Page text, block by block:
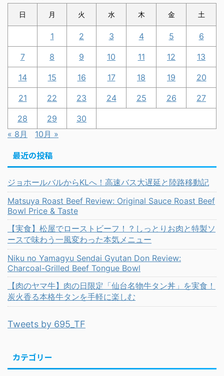
日 月 火 水 木 金 土
1 2 3 4 5 6
7 8 9 10 11 12 13
14 15 16 17 18 19 20
21 22 23 24 25 26 27
28 29
30
« 8月
10月 »
最近の投稿
ジョホールバルからKLへ！高速バス大遅延と陸路移動記
Matsuya Roast Beef Review: Original Sauce Roast Beef
Bowl Price & Taste
【実食】松屋でローストビーフ！？しっとりお肉と特製ソ
ースで味わう一風変わった本気メニュー
Niku no Yamagyu Sendai Gyutan Don Review:
Charcoal-Grilled Beef Tongue Bowl
【肉のヤマ牛】肉の日限定「仙台名物牛タン丼」を実食！
炭火香る本格牛タンを手軽に楽しむ
Tweets by 695_TF
カテゴリー